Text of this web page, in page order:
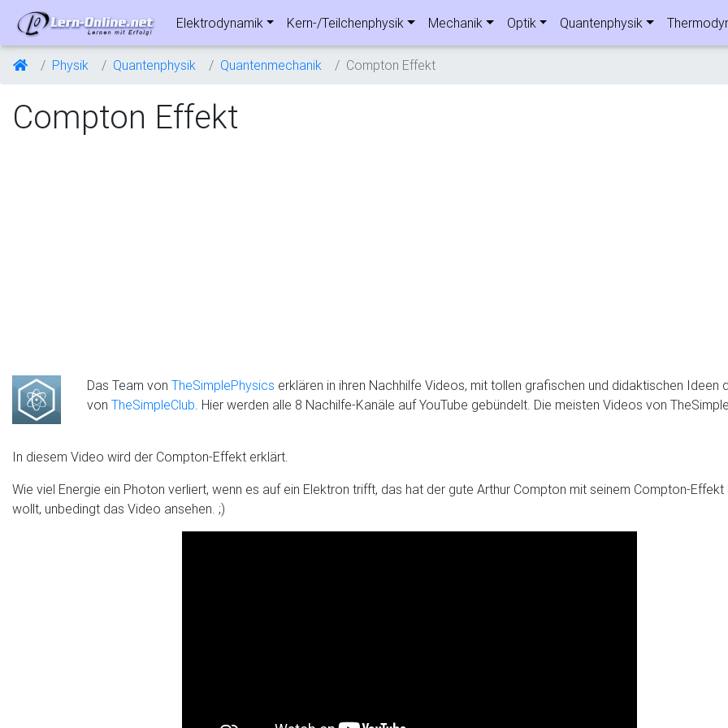
Elektrodynamik Kern-/Teilchenphysik Mechanik Optik Quantenphysik
Physik Quantenphysik Quantenmechanik Compton Effekt
Compton Effekt
Das Team von TheSimplePhysics erklären in ihren Nachhilfe Videos, mit tollen grafischen und didaktischen
von TheSimpleClub. Hier werden alle 8 Nachilfe-Kanäle auf YouTube gebündelt. Die meisten Videos von
In diesem Video wird der Compton-Effekt erklärt.
Wie viel Energie ein Photon verliert, wenn es auf ein Elektron trifft, das hat der gute Arthur Compton mit seinem Compton-
wollt, unbedingt das Video ansehen. ;)